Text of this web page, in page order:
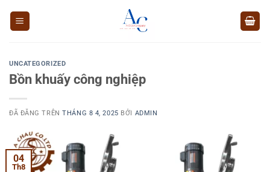
UNCATEGORIZED
Bồn khuấy công nghiệp
ĐÃ ĐĂNG TRÊNTHÁNG 8 4, 2025 BỞI ADMIN
04
Th8